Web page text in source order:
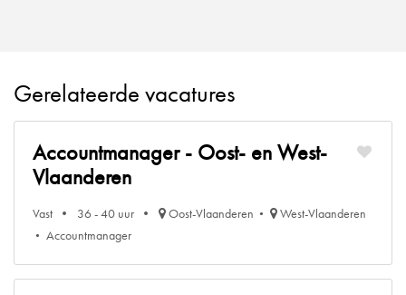
Gerelateerde vacatures
Accountmanager - Oost- en West-
Vlaanderen
Vast 36 - 40 uur Oost-Vlaanderen
West-Vlaanderen
Accountmanager